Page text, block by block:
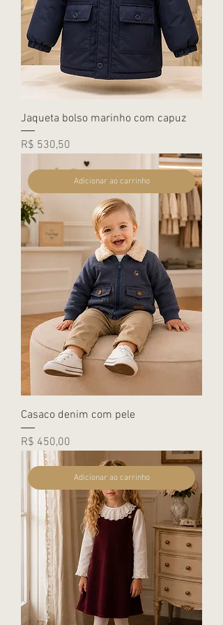
Jaqueta bolso marinho com capuz
Preço
R$ 530,50
Adicionar ao carrinho
Casaco denim com pele
Preço
R$ 450,00
Adicionar ao carrinho